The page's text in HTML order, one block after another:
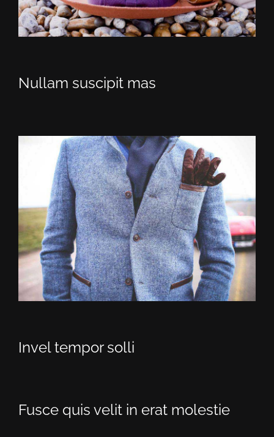
Nullam suscipit mas
Invel tempor solli
Fusce quis velit in erat molestie